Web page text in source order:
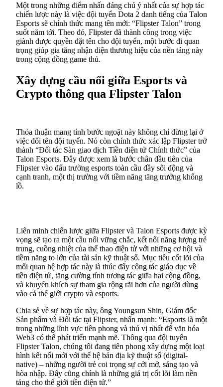
Một trong những điểm nhấn đáng chú ý nhất của sự hợp tác
chiến lược này là việc đội tuyển Dota 2 danh tiếng của Talon
Esports sẽ chính thức mang tên mới: “Flipster Talon” trong
suốt năm tới. Theo đó, Flipster đã thành công trong việc
giành được quyền đặt tên cho đội tuyển, một bước đi quan
trọng giúp gia tăng nhận diện thương hiệu của nền tảng này
trong cộng đồng game thủ.
Xây dựng cầu nối giữa Esports và
Crypto thông qua Flipster Talon
Thỏa thuận mang tính bước ngoặt này không chỉ dừng lại ở
việc đổi tên đội tuyển. Nó còn chính thức xác lập Flipster trở
thành “Đối tác Sàn giao dịch Tiền điện tử Chính thức” của
Talon Esports. Đây được xem là bước chân đầu tiên của
Flipster vào đấu trường esports toàn cầu đầy sôi động và
cạnh tranh, một thị trường với tiềm năng tăng trưởng khổng
lồ.
Liên minh chiến lược giữa Flipster và Talon Esports được kỳ
vọng sẽ tạo ra một cầu nối vững chắc, kết nối năng lượng trẻ
trung, cuồng nhiệt của thể thao điện tử với những cơ hội và
tiềm năng to lớn của tài sản kỹ thuật số. Mục tiêu cốt lõi của
mối quan hệ hợp tác này là thúc đẩy công tác giáo dục về
tiền điện tử, tăng cường tính tương tác giữa hai cộng đồng,
và khuyến khích sự tham gia rộng rãi hơn của người dùng
vào cả thế giới crypto và esports.
Chia sẻ về sự hợp tác này, ông Youngsun Shin, Giám đốc
Sản phẩm và Đối tác tại Flipster, nhấn mạnh: “Esports là một
trong những lĩnh vực tiên phong và thú vị nhất để văn hóa
Web3 có thể phát triển mạnh mẽ. Thông qua đội tuyển
Flipster Talon, chúng tôi đang tiên phong xây dựng một loại
hình kết nối mới với thế hệ bản địa kỹ thuật số (digital-
native) – những người trẻ coi trọng sự cởi mở, sáng tạo và
hòa nhập. Đây cũng chính là những giá trị cốt lõi làm nền
tảng cho thế giới tiền điện tử.”